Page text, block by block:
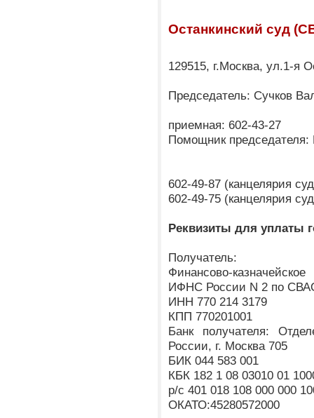
Останкинский суд
129515, г.Москва, ул.1-я
Председатель: Сучков
приемная: 602-43-27
Помощник
602-49-87 (канцелярия
602-49-75 (канцелярия
Реквизиты для уплаты
Получатель:
Финансово-
ИФНС России N 2 по
ИНН 770 214 3179
КПП 770201001
Банк получателя:
России, г. Москва 705
БИК 044 583 001
КБК 182 1 08 03010 01
р/с 401 018 108 000 000
ОКАТО:45280572000